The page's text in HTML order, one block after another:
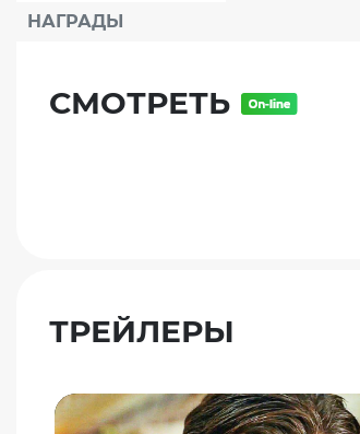
НАГРАДЫ
СМОТРЕТЬ
ТРЕЙЛЕРЫ